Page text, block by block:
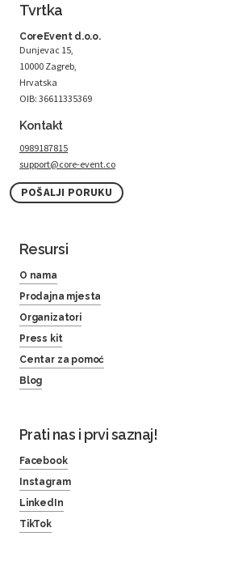
Tvrtka
CoreEvent d.o.o.
Dunjevac 15,
10000 Zagreb,
Hrvatska
OIB: 36611335369
Kontakt
0989187815
support@core-event.co
POŠALJI PORUKU
Resursi
O nama
Prodajna mjesta
Organizatori
Press kit
Centar za pomoć
Blog
Prati nas i prvi saznaj!
Facebook
Instagram
LinkedIn
TikTok